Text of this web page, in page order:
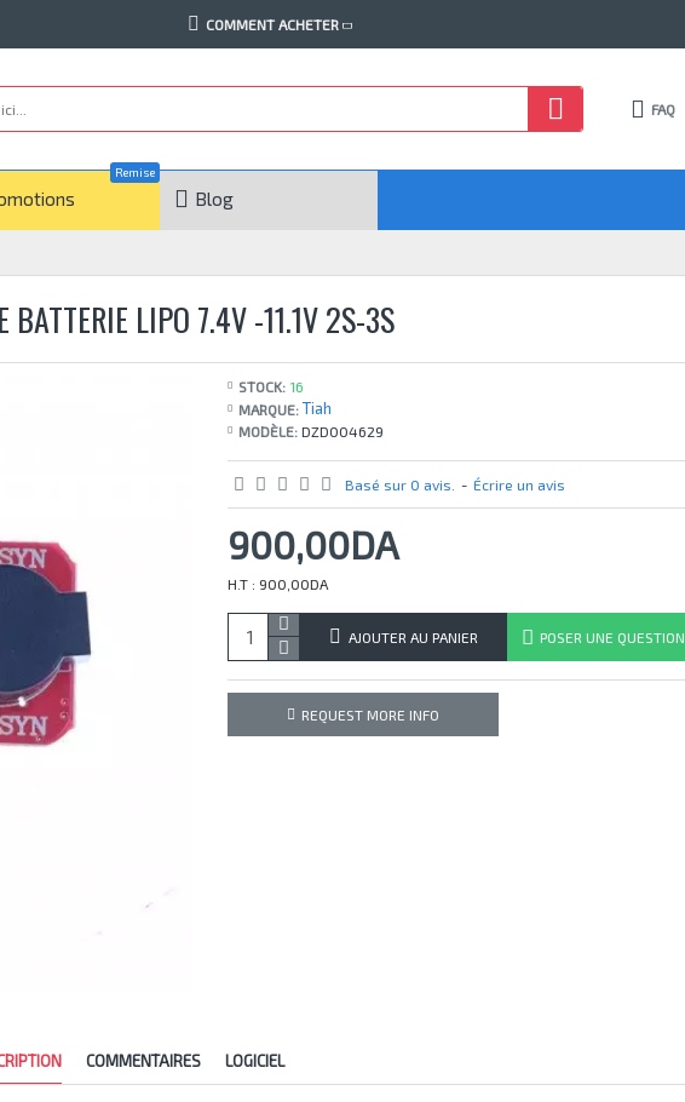
COMMENT ACHETER
FAQ
Remise
Blog
BATTERIE LIPO 7.4V -11.1V 2S-3S
STOCK: 16
MARQUE: Tiah
MODÈLE: DZD004629
Basé sur 0 avis. - Écrire un avis
900,00DA
H.T : 900,00DA
AJOUTER AU PANIER POSER UNE QUESTION
REQUEST MORE INFO
COMMENTAIRES LOGICIEL